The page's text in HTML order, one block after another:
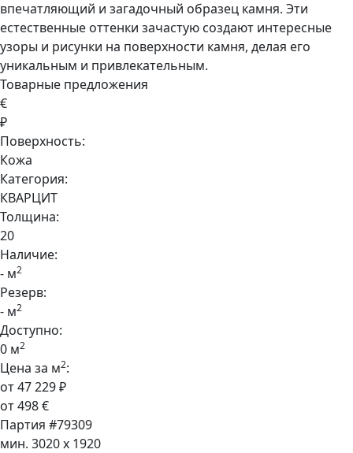
впечатляющий и загадочный образец камня. Эти
естественные оттенки зачастую создают интересные
узоры и рисунки на поверхности камня, делая его
уникальным и привлекательным.
Товарные предложения
€
₽
Поверхность:
Кожа
Категория:
КВАРЦИТ
Толщина:
20
Наличие:
- м2
Резерв:
- м2
Доступно:
0 м2
Цена за м2:
от 47 229 ₽
от 498 €
Партия #79309
мин. 3020 x 1920